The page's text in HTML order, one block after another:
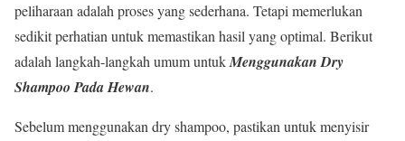
peliharaan adalah proses yang sederhana. Tetapi memerlukan
sedikit perhatian untuk memastikan hasil yang optimal. Berikut
adalah langkah-langkah umum untukMenggunakan Dry
Shampoo Pada Hewan.
Sebelum menggunakan dry shampoo, pastikan untuk menyisir